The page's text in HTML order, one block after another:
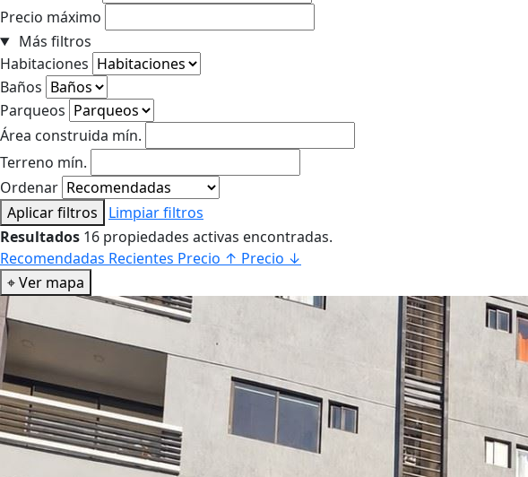
Precio máximo
Más filtros
Habitaciones
Baños
Parqueos
Área construida mín.
Terreno mín.
Ordenar
Aplicar filtros
Limpiar filtros
Resultados 16 propiedades activas encontradas.
Recomendadas Recientes Precio ↑ Precio ↓
⌖Ver mapa